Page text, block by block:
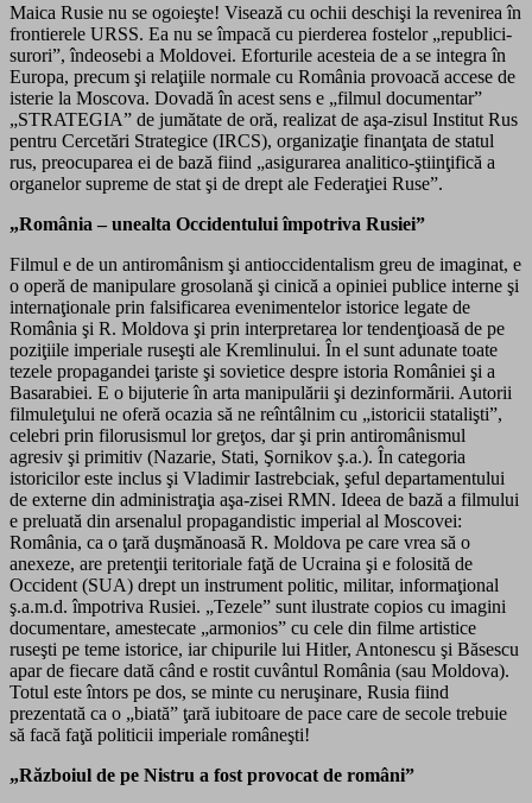
Maica Rusie nu se ogoieşte! Visează cu ochii deschişi la revenirea în
frontierele URSS. Ea nu se împacă cu pierderea fostelor „republici-
surori”, îndeosebi a Moldovei. Eforturile acesteia de a se integra în
Europa, precum şi relaţiile normale cu România provoacă accese de
isterie la Moscova. Dovadă în acest sens e „filmul documentar”
„STRATEGIA” de jumătate de oră, realizat de aşa-zisul Institut Rus
pentru Cercetări Strategice (IRCS), organizaţie finanţata de statul
rus, preocuparea ei de bază fiind „asigurarea analitico-ştiinţifică a
organelor supreme de stat şi de drept ale Federaţiei Ruse”.
„România – unealta Occidentului împotriva Rusiei”
Filmul e de un antiromânism şi antioccidentalism greu de imaginat, e
o operă de manipulare grosolană şi cinică a opiniei publice interne şi
internaţionale prin falsificarea evenimentelor istorice legate de
România şi R. Moldova şi prin interpretarea lor tendenţioasă de pe
poziţiile imperiale ruseşti ale Kremlinului. În el sunt adunate toate
tezele propagandei ţariste şi sovietice despre istoria României şi a
Basarabiei. E o bijuterie în arta manipulării şi dezinformării. Autorii
filmuleţului ne oferă ocazia să ne reîntâlnim cu „istoricii statalişti”,
celebri prin filorusismul lor greţos, dar şi prin antiromânismul
agresiv şi primitiv (Nazarie, Stati, Şornikov ş.a.). În categoria
istoricilor este inclus şi Vladimir Iastrebciak, şeful departamentului
de externe din administraţia aşa-zisei RMN. Ideea de bază a filmului
e preluată din arsenalul propagandistic imperial al Moscovei:
România, ca o ţară duşmănoasă R. Moldova pe care vrea să o
anexeze, are pretenţii teritoriale faţă de Ucraina şi e folosită de
Occident (SUA) drept un instrument politic, militar, informaţional
ş.a.m.d. împotriva Rusiei. „Tezele” sunt ilustrate copios cu imagini
documentare, amestecate „armonios” cu cele din filme artistice
ruseşti pe teme istorice, iar chipurile lui Hitler, Antonescu şi Băsescu
apar de fiecare dată când e rostit cuvântul România (sau Moldova).
Totul este întors pe dos, se minte cu neruşinare, Rusia fiind
prezentată ca o „biată” ţară iubitoare de pace care de secole trebuie
să facă faţă politicii imperiale româneşti!
„Războiul de pe Nistru a fost provocat de români”